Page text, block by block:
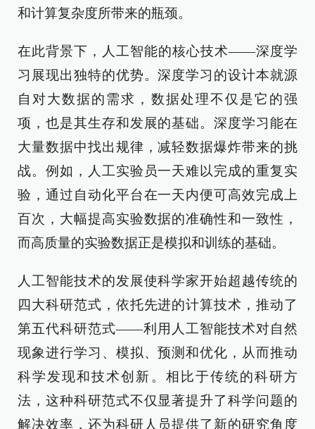
和计算复杂度所带来的瓶颈。
在此背景下，人工智能的核心技术——深度学
习展现出独特的优势。深度学习的设计本就源
自对大数据的需求，数据处理不仅是它的强
项，也是其生存和发展的基础。深度学习能在
大量数据中找出规律，减轻数据爆炸带来的挑
战。例如，人工实验员一天难以完成的重复实
验，通过自动化平台在一天内便可高效完成上
百次，大幅提高实验数据的准确性和一致性，
而高质量的实验数据正是模拟和训练的基础。
人工智能技术的发展使科学家开始超越传统的
四大科研范式，依托先进的计算技术，推动了
第五代科研范式——利用人工智能技术对自然
现象进行学习、模拟、预测和优化，从而推动
科学发现和技术创新。相比于传统的科研方
法，这种科研范式不仅显著提升了科学问题的
解决效率，还为科研人员提供了新的研究角度